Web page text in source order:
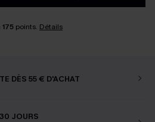
175 points. Détails
DÈS 55 € D'ACHAT
JOURS